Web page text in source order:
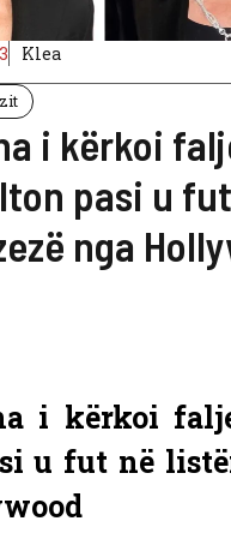
Klea
i kërkoi
pasi u
nga
i kërkoi
u fut në